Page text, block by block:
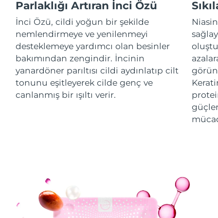
Parlaklığı Artıran İnci Özü
İnci Özü, cildi yoğun bir şekilde
nemlendirmeye ve yenilenmeyi
desteklemeye yardımcı olan besinler
bakımından zengindir. İncinin
yanardöner parıltısı cildi aydınlatıp cilt
tonunu eşitleyerek cilde genç ve
canlanmış bir ışıltı verir.
İsrail
14/08/2026
İtalya
Tahmini teslim tarihi
10/08/2026
Japonya
Tahmini teslim tarihi
13/08/2026
Tahmini teslim tarihi
15/08/2026
Letonya
Tahmini teslim tarihi
10/08/2026